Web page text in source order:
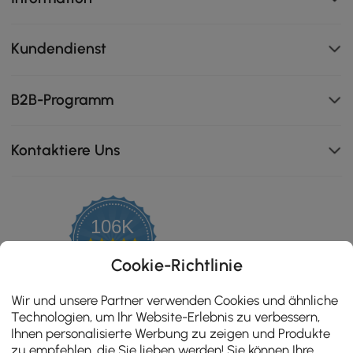
bietet dauerhafte Haltbarkeit und natürliche Eleganz,
perfekt für elegante, gut belüftete Räume.
Kundendienst
B2B-Programm
Kontaktiere Uns
106K
4.8
star
rating
ZERTIFIZIERTE BEWERTUNGEN
Cookie-Richtlinie
Wir und unsere Partner verwenden Cookies und ähnliche
Technologien, um Ihr Website-Erlebnis zu verbessern,
Ihnen personalisierte Werbung zu zeigen und Produkte
zu empfehlen, die Sie lieben werden! Sie können Ihre